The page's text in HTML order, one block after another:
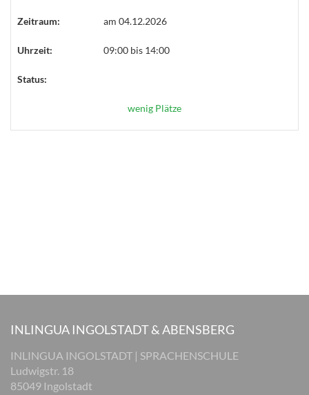
Zeitraum: am 04.12.2026
Uhrzeit: 09:00 bis 14:00
Status:
wenig Plätze
INLINGUA INGOLSTADT & ABENSBERG
INLINGUA INGOLSTADT | SPRACHENSCHULE
Ludwigstr. 18
85049 Ingolstadt